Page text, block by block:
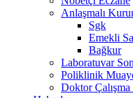
Anlaşmalı
Sgk
Emekli
Bağkur
Laboratuvar
Poliklinik
Doktor Çalışma